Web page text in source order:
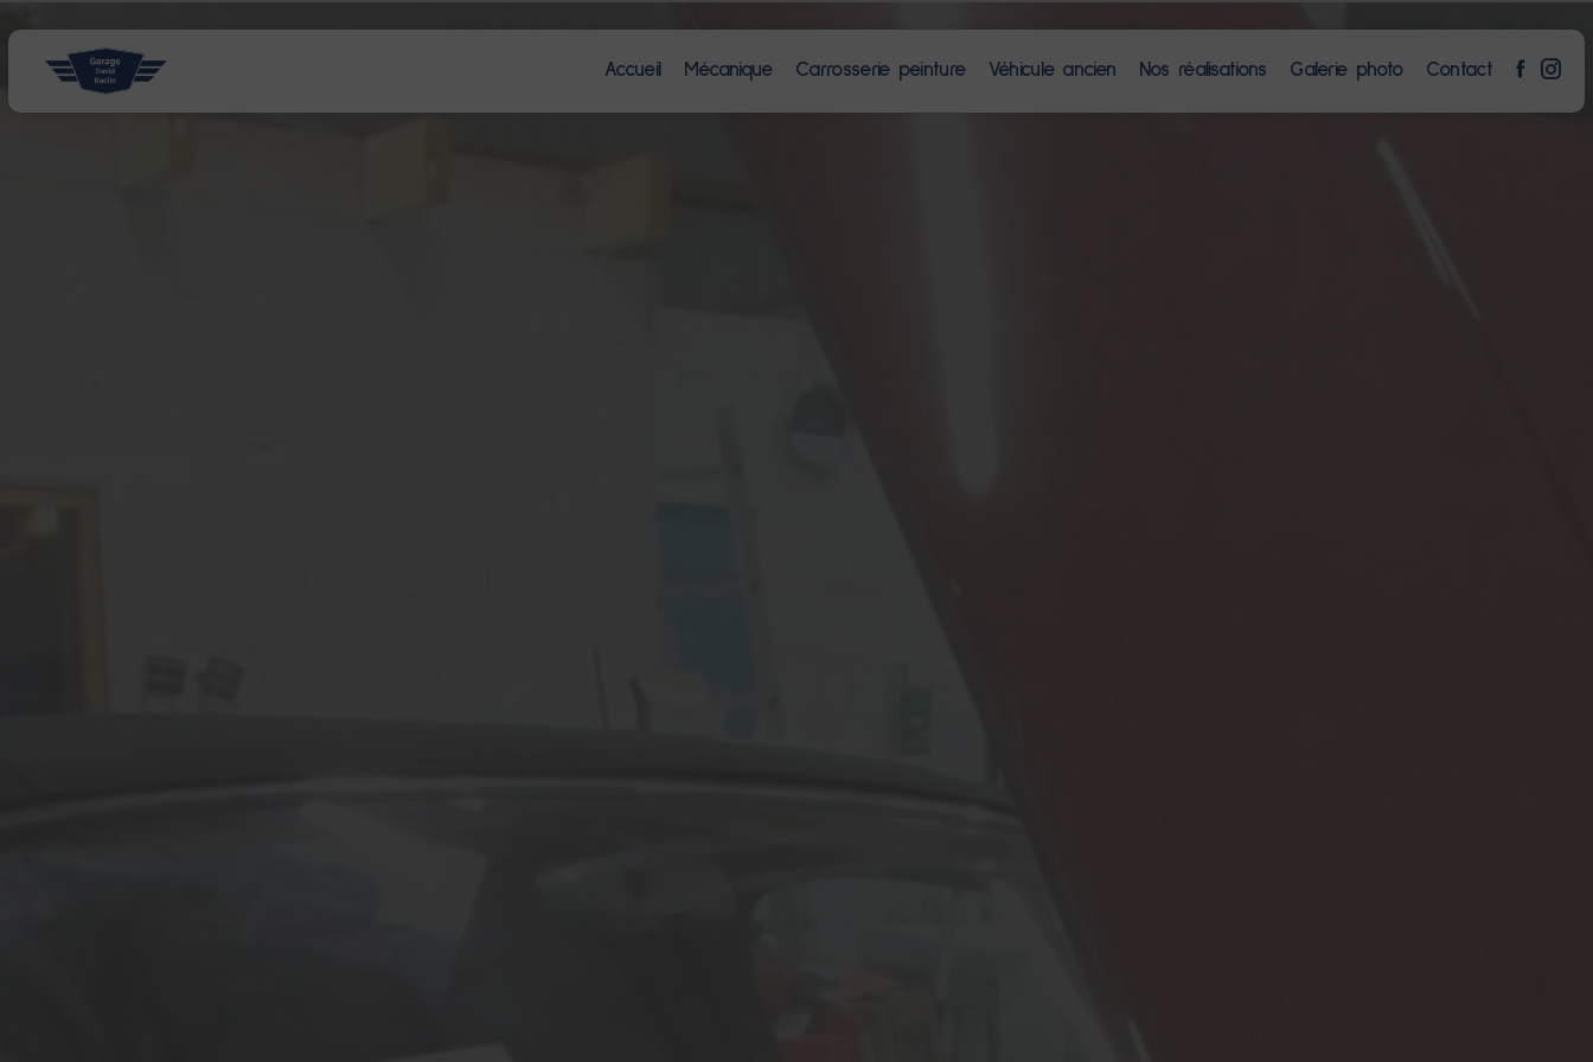
Accueil Mécanique Carrosserie peinture Véhicule ancien Nos réalisations Galerie photo Contact